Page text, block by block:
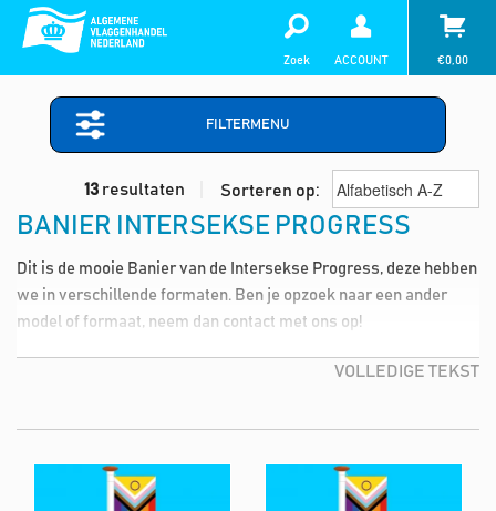
Zoek ACCOUNT €0,00
FILTERMENU
13 resultaten Sorteren op:
BANIER INTERSEKSE PROGRESS
Dit is de mooie Banier van de Intersekse Progress, deze hebben
we in verschillende formaten. Ben je opzoek naar een ander
model of formaat, neem dan contact met ons op!
VOLLEDIGE TEKST